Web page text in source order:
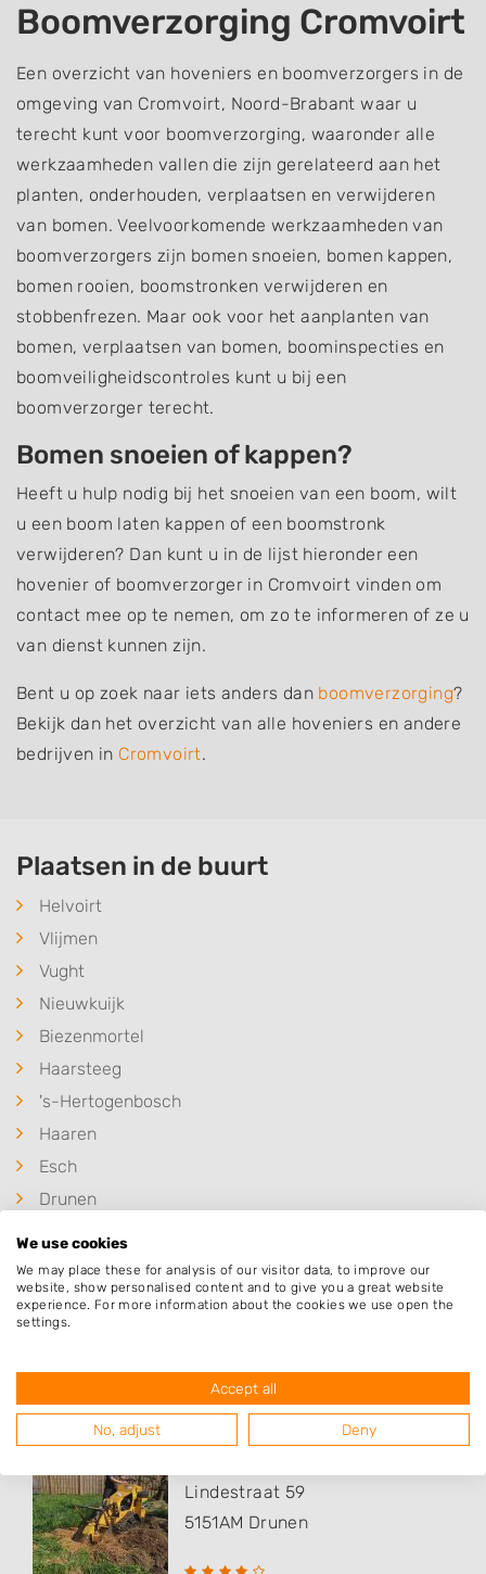
Boomverzorging Cromvoirt
Een overzicht van hoveniers en boomverzorgers in de
omgeving van Cromvoirt, Noord-Brabant waar u
terecht kunt voor boomverzorging, waaronder alle
werkzaamheden vallen die zijn gerelateerd aan het
planten, onderhouden, verplaatsen en verwijderen
van bomen. Veelvoorkomende werkzaamheden van
boomverzorgers zijn bomen snoeien, bomen kappen,
bomen rooien, boomstronken verwijderen en
stobbenfrezen. Maar ook voor het aanplanten van
bomen, verplaatsen van bomen, boominspecties en
boomveiligheidscontroles kunt u bij een
boomverzorger terecht.
Bomen snoeien of kappen?
Heeft u hulp nodig bij het snoeien van een boom, wilt
u een boom laten kappen of een boomstronk
verwijderen? Dan kunt u in de lijst hieronder een
hovenier of boomverzorger in Cromvoirt vinden om
contact mee op te nemen, om zo te informeren of ze u
van dienst kunnen zijn.
Bent u op zoek naar iets anders dan boomverzorging?
Bekijk dan het overzicht van alle hoveniers en andere
bedrijven in Cromvoirt.
Plaatsen in de buurt
Helvoirt
Vlijmen
Vught
Nieuwkuijk
Biezenmortel
Haarsteeg
's-Hertogenbosch
Haaren
Esch
Drunen
Udenhout
Populaire hoveniers
Lindestraat 59
5151AM Drunen
We use cookies
We may place these for analysis of our visitor data, to improve our
website, show personalised content and to give you a great website
experience. For more information about the cookies we use open the
settings.
Accept all
No, adjust Deny